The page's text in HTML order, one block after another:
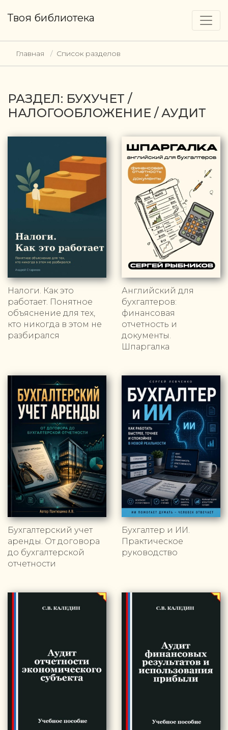
Твоя библиотека
Главная Список разделов
РАЗДЕЛ: БУХУЧЕТ /
НАЛОГООБЛОЖЕНИЕ / АУДИТ
Налоги. Как это
работает. Понятное
объяснение для тех,
кто никогда в этом не
разбирался
Английский для
бухгалтеров:
финансовая
отчетность и
документы.
Шпаргалка
Бухгалтерский учет
аренды. От договора
до бухгалтерской
отчетности
Бухгалтер и ИИ.
Практическое
руководство